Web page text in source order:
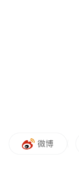
现1升甲醇发